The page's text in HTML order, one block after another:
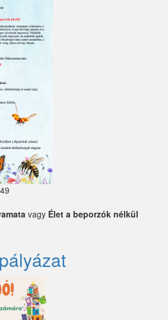
vagy Élet a beporzók nélkül